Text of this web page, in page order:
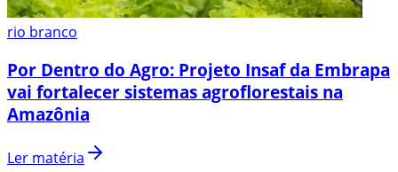
rio branco
Por Dentro do Agro: Projeto Insaf da Embrapa
vai fortalecer sistemas agroflorestais na
Amazônia
Ler matéria